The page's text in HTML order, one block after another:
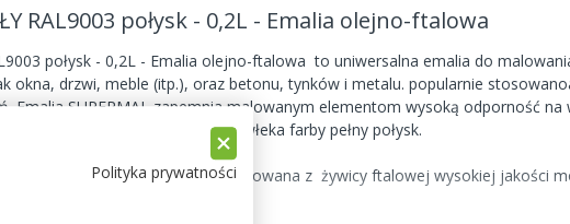
RAL9003 połysk - 0,2L - Emalia olejno-ftalowa
połysk - 0,2L - Emalia olejno-ftalowa to uniwersalna emalia do
okna, drzwi, meble (itp.), oraz betonu, tynków i metalu. popularnie
Emalia SUPERMAL zapemnia malowanym elementom wysoką odporność
i powłok farb podkładowych. Powłeka farby pełny połysk.
- Emalia olejno-ftalowa jest produkowana z żywicy ftalowej wysokiej
pomocniczych i pigmentów.
Polityka prywatności